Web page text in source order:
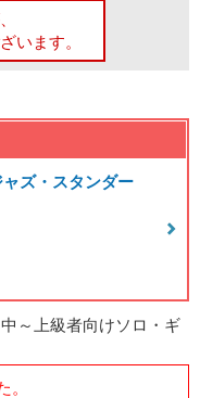
います。
ズ・スタンダー
～上級者向けソロ・ギ